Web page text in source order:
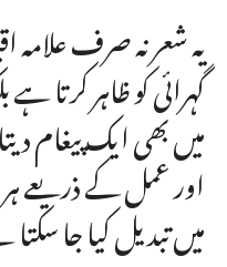
یہ شعر نہ صرف علامہ
گہرائی کو ظاہر کرتا
میں بھی ایک پیغام
اور عمل کے ذریعے
میں تبدیل کیا جا